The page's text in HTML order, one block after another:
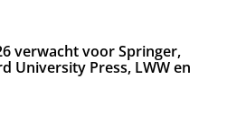
verwacht voor Springer,
University Press, LWW en